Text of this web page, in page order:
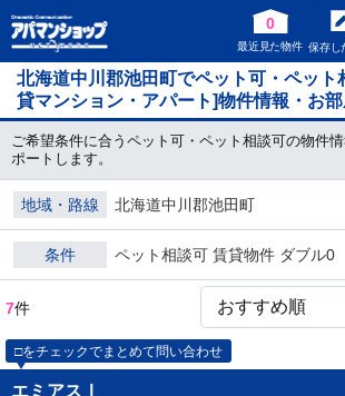
0
最近見た物件 保存し
北海道中川郡池田町でペット可・ペット
貸マンション・アパート]物件情報・お部
ご希望条件に合うペット可・ペット相談可の物件
ポートします。
地域・路線 北海道中川郡池田町
条件 ペット相談可 賃貸物件 ダブル0
7件
□をチェックでまとめて問い合わせ
エミアスⅠ